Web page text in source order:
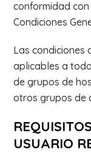
conformidad
Condiciones
Las condiciones
aplicables a
de grupos de
otros grupos de
USUARIO